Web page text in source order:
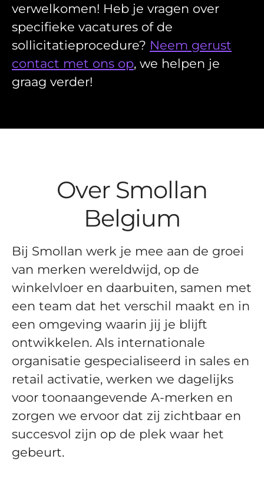
verwelkomen! Heb je vragen over
specifieke vacatures of de
sollicitatieprocedure? Neem gerust
contact met ons op, we helpen je
graag verder!
Over Smollan
Belgium
Bij Smollan werk je mee aan de groei
van merken wereldwijd, op de
winkelvloer en daarbuiten, samen met
een team dat het verschil maakt en in
een omgeving waarin jij je blijft
ontwikkelen. Als internationale
organisatie gespecialiseerd in sales en
retail activatie, werken we dagelijks
voor toonaangevende A-merken en
zorgen we ervoor dat zij zichtbaar en
succesvol zijn op de plek waar het
gebeurt.